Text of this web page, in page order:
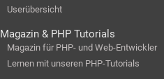
Userübersicht
Magazin & PHP Tutorials
Magazin für PHP- und Web-Entwickler
Lernen mit unseren PHP-Tutorials